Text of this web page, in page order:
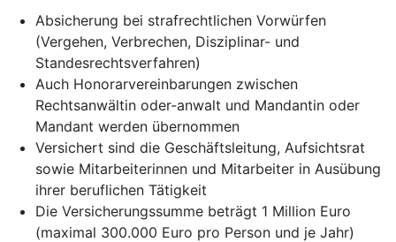
Absicherung bei strafrechtlichen Vorwürfen
(Vergehen, Verbrechen, Disziplinar- und
Standesrechtsverfahren)
Auch Honorarvereinbarungen zwischen
Rechtsanwältin oder-anwalt und Mandantin oder
Mandant werden übernommen
Versichert sind die Geschäftsleitung, Aufsichtsrat
sowie Mitarbeiterinnen und Mitarbeiter in Ausübung
ihrer beruflichen Tätigkeit
Die Versicherungssumme beträgt 1 Million Euro
(maximal 300.000 Euro pro Person und je Jahr)